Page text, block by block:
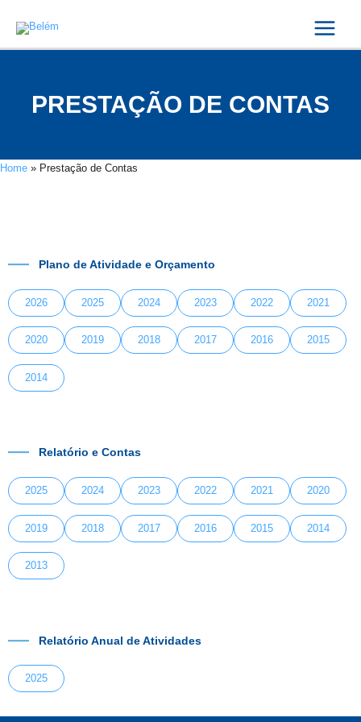
PRESTAÇÃO DE CONTAS
Home » Prestação de Contas
Plano de Atividade e Orçamento
2026 2025 2024 2023 2022 2021
2020 2019 2018 2017 2016 2015
2014
Relatório e Contas
2025 2024 2023 2022 2021 2020
2019 2018 2017 2016 2015 2014
2013
Relatório Anual de Atividades
2025